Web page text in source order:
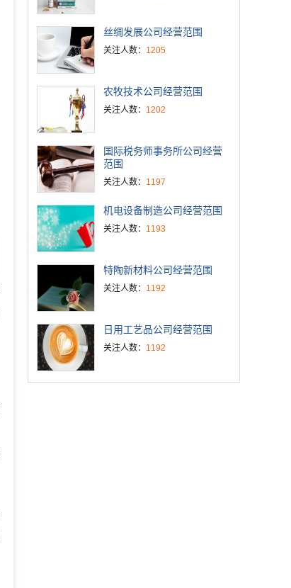
丝绸发展公司经营范围
关注人数： 1205
农牧技术公司经营范围
关注人数： 1202
国际税务师事务所公司经营
范围
关注人数： 1197
机电设备制造公司经营范围
关注人数： 1193
特陶新材料公司经营范围
关注人数： 1192
日用工艺品公司经营范围
关注人数： 1192